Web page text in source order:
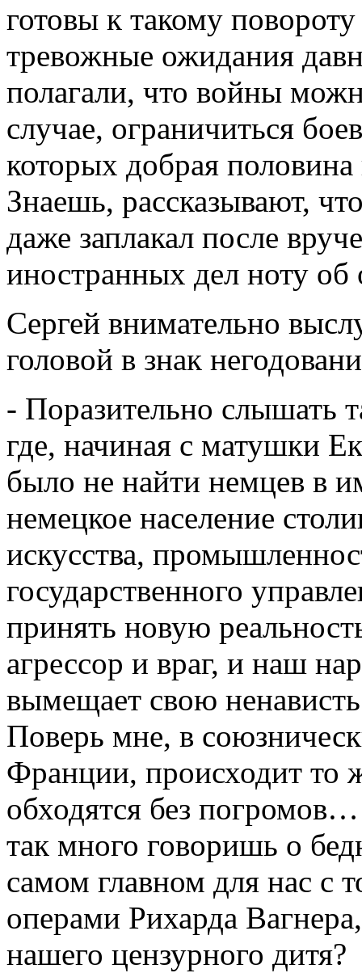
готовы к такому
тревожные ожидания
полагали, что войны
случае, ограничиться
которых добрая
Знаешь, рассказывают,
даже заплакал после
иностранных дел ноту
Сергей внимательно
головой в знак
- Поразительно слышать
где, начиная с матушки
было не найти немцев в
немецкое население
искусства,
государственного
принять новую
агрессор и враг, и наш
вымещает свою ненависть
Поверь мне, в
Франции, происходит то
обходятся без
так много говоришь о
самом главном для нас с
операми Рихарда
нашего цензурного дитя?